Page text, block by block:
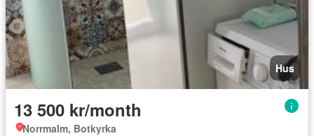
Hus
13 500 kr/month
Norrmalm, Botkyrka